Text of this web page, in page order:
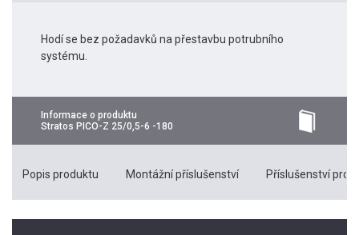
Hodí se bez požadavků na přestavbu potrubního
systému.
Informace o produktu
Stratos PICO-Z 25/0,5-6 -180
Popis produktu Montážní příslušenství Příslušenství pro